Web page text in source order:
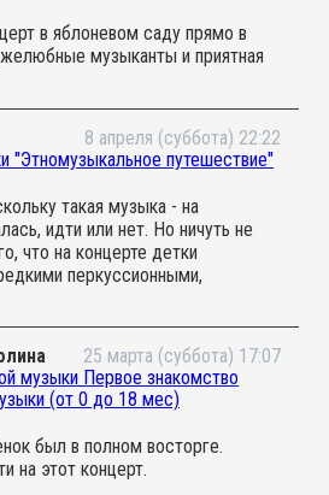
в яблоневом саду прямо в
музыканты и приятная
8 апреля (суббота) 22:22
"Этномузыкальное путешествие"
такая музыка - на
идти или нет. Но ничуть не
что на концерте детки
перкуссионными,
(вы, например, знаете, какой
калимба?), концерт очень
настраивает, погружает. Не
ритм. Ну и исполнители вне
и чистый свет! И детки не
Спасибо группе «Длина
проекта (вы открыли для нас
Пусть о Вас узнает как можно
25 марта (суббота) 17:07
музыки Первое знакомство
(от 0 до 18 мес)
был в полном восторге.
на этот концерт.